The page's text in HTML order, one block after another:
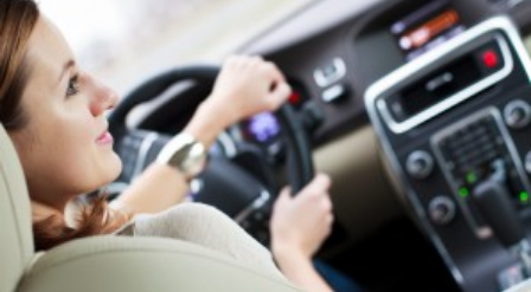
pracovat méně a naopak ani nezískají víc dovolené, …